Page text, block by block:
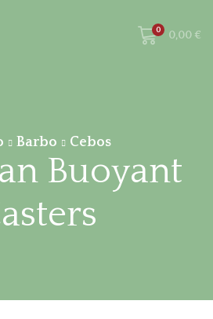
0 0,00 €
Barbo Cebos
Buoyant